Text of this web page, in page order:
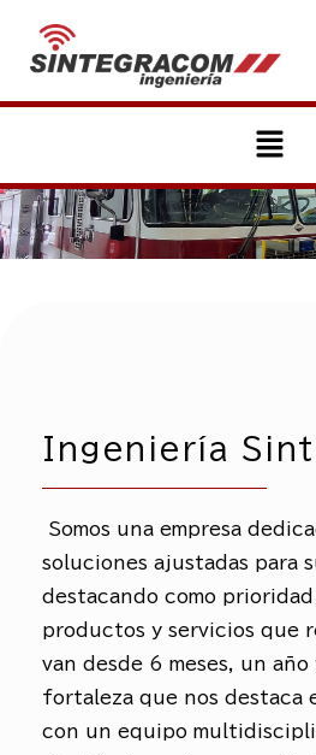
.
Ingeniería
Somos una empresa
soluciones ajustadas para
destacando como
productos y servicios que
van desde 6 meses, un año
fortaleza que nos destaca
con un equipo